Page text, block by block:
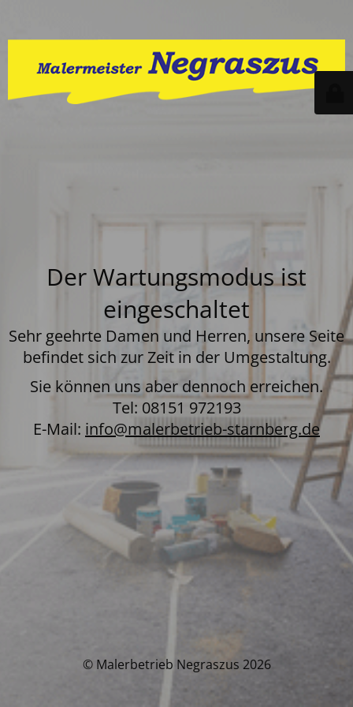
Der Wartungsmodus ist
eingeschaltet
Sehr geehrte Damen und Herren, unsere Seite
befindet sich zur Zeit in der Umgestaltung.
Sie können uns aber dennoch erreichen.
Tel: 08151 972193
E-Mail: info@malerbetrieb-starnberg.de
© Malerbetrieb Negraszus 2026